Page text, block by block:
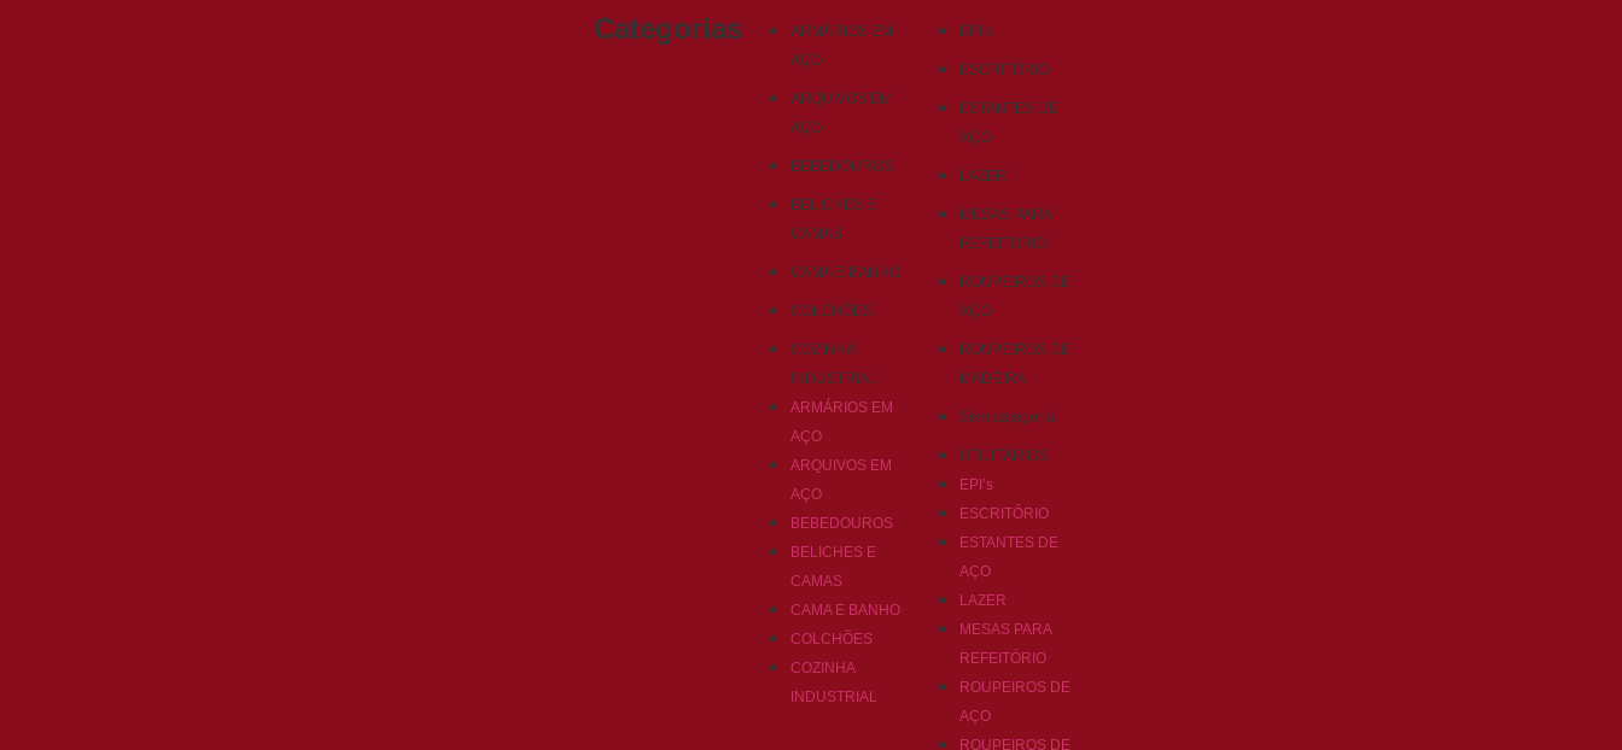
Categorias
ARMÁRIOS EM
AÇO
ARQUIVOS EM
AÇO
BEBEDOUROS
BELICHES E
CAMAS
CAMA E BANHO
COLCHÕES
COZINHA
INDUSTRIAL
ARMÁRIOS EM
AÇO
ARQUIVOS EM
AÇO
BEBEDOUROS
BELICHES E
CAMAS
CAMA E BANHO
COLCHÕES
COZINHA
INDUSTRIAL
EPI’s
ESCRITÓRIO
ESTANTES DE
AÇO
LAZER
MESAS PARA
REFEITÓRIO
ROUPEIROS DE
AÇO
ROUPEIROS DE
MADEIRA
Sem categoria
UTILITÁRIOS
EPI’s
ESCRITÓRIO
ESTANTES DE
AÇO
LAZER
MESAS PARA
REFEITÓRIO
ROUPEIROS DE
AÇO
ROUPEIROS DE